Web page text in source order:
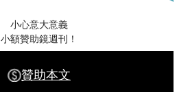
小心意大意義
小額贊助鏡週刊！
贊助本文